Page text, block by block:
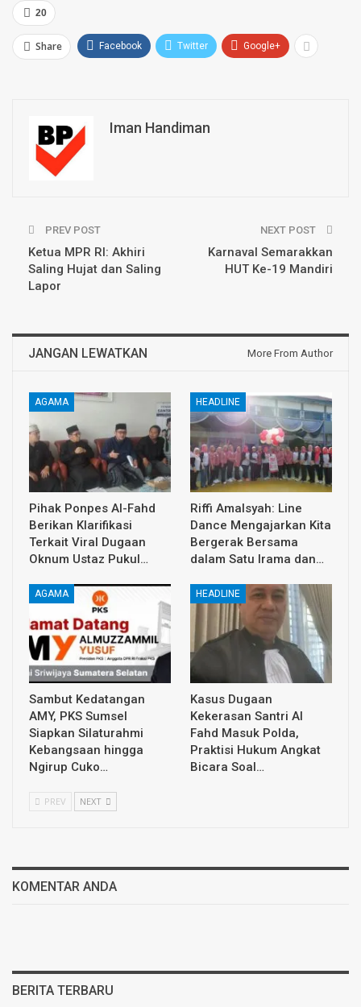
20
Share Facebook Twitter Google+
Iman Handiman
PREV POST
Ketua MPR RI: Akhiri
Saling Hujat dan Saling
Lapor
NEXT POST
Karnaval Semarakkan
HUT Ke-19 Mandiri
JANGAN LEWATKAN More From Author
AGAMA
Pihak Ponpes Al-Fahd
Berikan Klarifikasi
Terkait Viral Dugaan
Oknum Ustaz Pukul…
HEADLINE
Riffi Amalsyah: Line
Dance Mengajarkan Kita
Bergerak Bersama
dalam Satu Irama dan…
AGAMA
Sambut Kedatangan
AMY, PKS Sumsel
Siapkan Silaturahmi
Kebangsaan hingga
Ngirup Cuko…
HEADLINE
Kasus Dugaan
Kekerasan Santri Al
Fahd Masuk Polda,
Praktisi Hukum Angkat
Bicara Soal…
PREV NEXT
KOMENTAR ANDA
BERITA TERBARU